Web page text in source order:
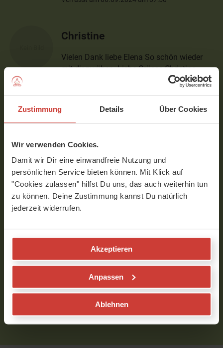
Zustimmung Details Über Cookies
Wir verwenden Cookies.
Damit wir Dir eine einwandfreie Nutzung und
persönlichen Service bieten können. Mit Klick auf
"Cookies zulassen" hilfst Du uns, das auch weiterhin tun
zu können. Deine Zustimmung kannst Du natürlich
jederzeit widerrufen.
Akzeptieren
Anpassen
Ablehnen
Christine
Vielen Dank liebe Elena So schön wieder
mit dir zu üben. Liebe Grüsse Christine
Birgit
Kurz u knackig, klasse
Verfasst am 20.05.2024 um 11:07
Barbara
Um Kommentare schreiben zu können, musst Du
BitteloggeDich zuerst ein bzw.registriereDich.